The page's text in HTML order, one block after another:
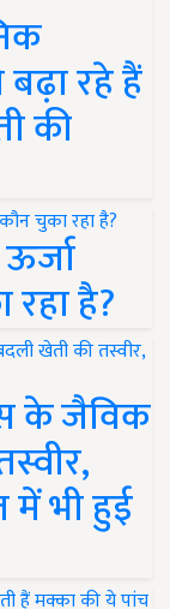
रहे हैं
की
है?
के जैविक
भी हुई